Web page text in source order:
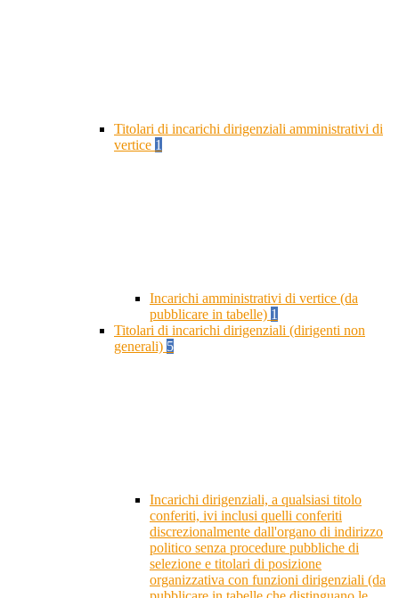
Titolari di incarichi dirigenziali amministrativi di
vertice 1
Incarichi amministrativi di vertice (da
pubblicare in tabelle) 1
Titolari di incarichi dirigenziali (dirigenti non
generali) 5
Incarichi dirigenziali, a qualsiasi titolo
conferiti, ivi inclusi quelli conferiti
discrezionalmente dall'organo di indirizzo
politico senza procedure pubbliche di
selezione e titolari di posizione
organizzativa con funzioni dirigenziali (da